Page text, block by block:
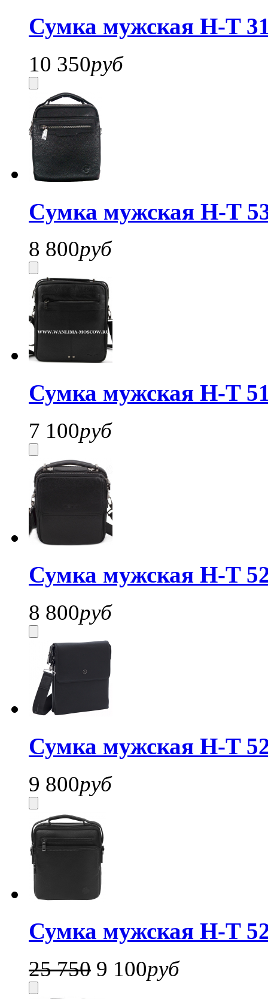
Сумка мужская H-T
10 350руб
Cумка мужская H-T
8 800руб
Сумка мужская H-T
7 100руб
Сумка мужская H-T
8 800руб
Сумка мужская H-T
9 800руб
Сумка мужская H-T
25 750 9 100руб